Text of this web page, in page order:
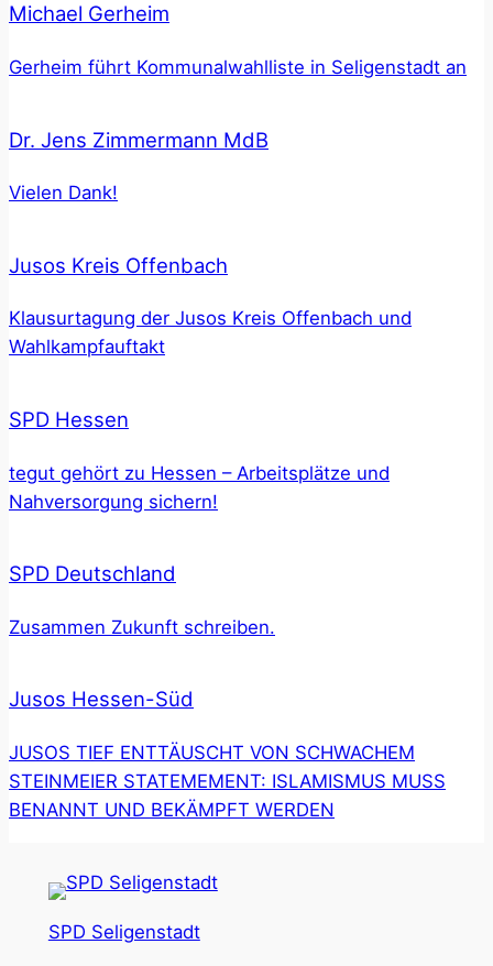
Michael Gerheim
Gerheim führt Kommunalwahlliste in Seligenstadt an
Dr. Jens Zimmermann MdB
Vielen Dank!
Jusos Kreis Offenbach
Klausurtagung der Jusos Kreis Offenbach und
Wahlkampfauftakt
SPD Hessen
tegut gehört zu Hessen – Arbeitsplätze und
Nahversorgung sichern!
SPD Deutschland
Zusammen Zukunft schreiben.
Jusos Hessen-Süd
JUSOS TIEF ENTTÄUSCHT VON SCHWACHEM
STEINMEIER STATEMEMENT: ISLAMISMUS MUSS
BENANNT UND BEKÄMPFT WERDEN
SPD Seligenstadt